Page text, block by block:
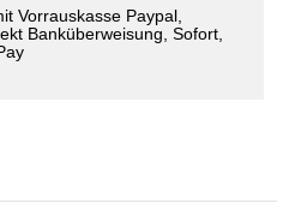
Vorrauskasse Paypal,
Banküberweisung, Sofort,